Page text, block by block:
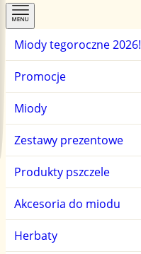
Miody tegoroczne 2026!
Promocje
Miody
Zestawy prezentowe
Produkty pszczele
Akcesoria do miodu
Herbaty